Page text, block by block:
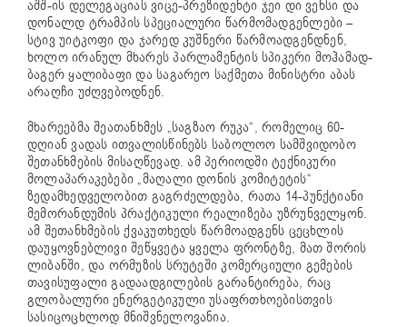
აშშ-ის დელეგაციას ვიცე-პრეზიდენტი ჯეი დი ვენსი და
დონალდ ტრამპის სპეციალური წარმომადგენლები –
სტივ უიტკოფი და ჯარედ კუშნერი წარმოადგენდნენ,
ხოლო ირანულ მხარეს პარლამენტის სპიკერი მოჰამად-
ბაგერ ყალიბაფი და საგარეო საქმეთა მინისტრი აბას
არაღჩი უძღვებოდნენ.
მხარეებმა შეათანხმეს „საგზაო რუკა“, რომელიც 60-
დღიან ვადას ითვალისწინებს საბოლოო სამშვიდობო
შეთანხმების მისაღწევად. ამ პერიოდში ტექნიკური
მოლაპარაკებები „მაღალი დონის კომიტეტის“
ზედამხედველობით გაგრძელდება, რათა 14-პუნქტიანი
მემორანდუმის პრაქტიკული რეალიზება უზრუნველყონ.
ამ შეთანხმების ქვაკუთხედს წარმოადგენს ცეცხლის
დაუყოვნებლივი შეწყვეტა ყველა ფრონტზე, მათ შორის
ლიბანში, და ორმუზის სრუტეში კომერციული გემების
თავისუფალი გადაადგილების გარანტირება, რაც
გლობალური ენერგეტიკული უსაფრთხოებისთვის
სასიცოცხლოდ მნიშვნელოვანია.